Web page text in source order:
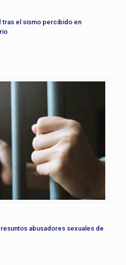
tras el sismo percibido en
abusadores sexuales de